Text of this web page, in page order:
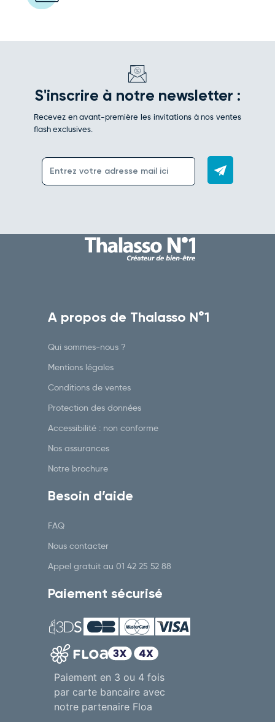
S'inscrire à notre newsletter :
Recevez en avant-première les invitations à nos ventes
flash exclusives.
A propos de Thalasso N°1
Qui sommes-nous ?
Mentions légales
Conditions de ventes
Protection des données
Accessibilité : non conforme
Nos assurances
Notre brochure
Besoin d’aide
FAQ
Nous contacter
Appel gratuit au 01 42 25 52 88
Paiement sécurisé
Paiement en 3 ou 4 fois
par carte bancaire avec
notre partenaire Floa